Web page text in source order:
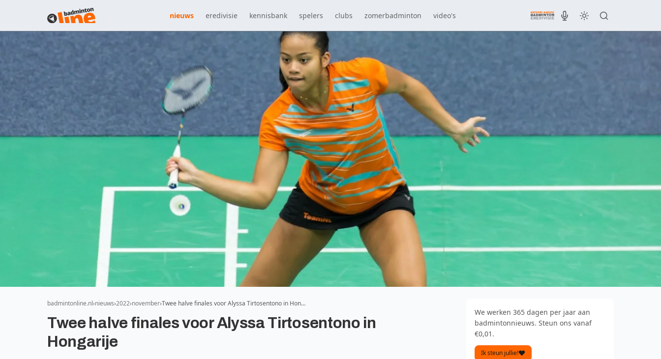
nieuws eredivisie kennisbank spelers clubs zomerbadminton video's
badmintonline.nl nieuws 2022 november Twee halve finales voor Alyssa Tirtosentono in Hon…
Twee halve finales voor Alyssa Tirtosentono in
Hongarije
We werken 365 dagen per jaar aan
badmintonnieuws. Steun ons vanaf
€0,01.
Ik steun jullie!